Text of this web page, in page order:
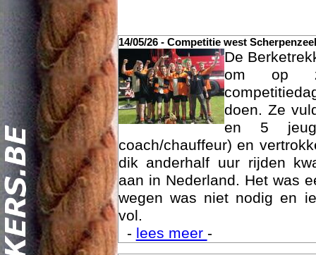
14/05/26 - Competitie west Scherpenzeel
De
om op
doen. Ze
en 5
coach/chauffeur) en
dik anderhalf uur rijden
aan in Nederland. Het was
wegen was niet nodig en
vol.
-lees meer-